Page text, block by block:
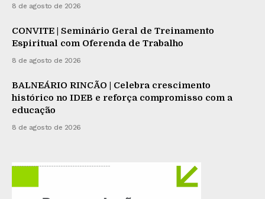
8 de agosto de 2026
CONVITE | Seminário Geral de Treinamento
Espiritual com Oferenda de Trabalho
8 de agosto de 2026
BALNEÁRIO RINCÃO | Celebra crescimento
histórico no IDEB e reforça compromisso com a
educação
8 de agosto de 2026